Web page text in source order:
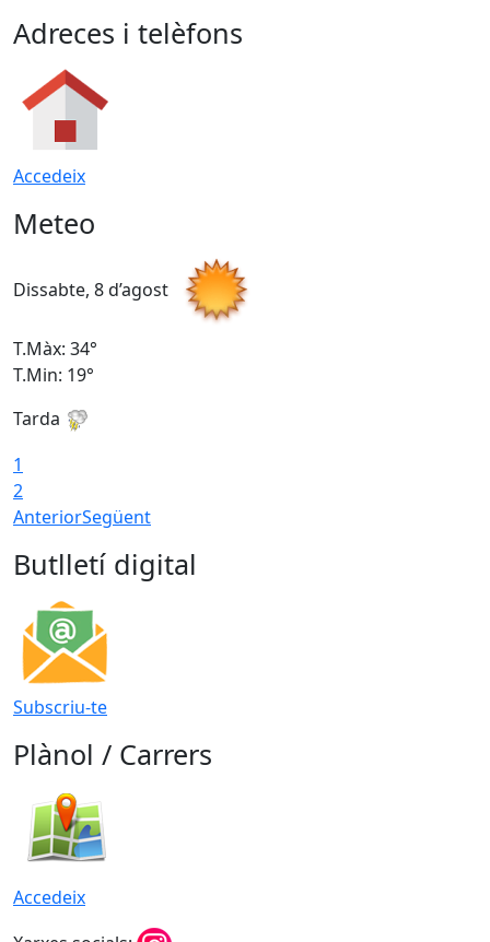
Adreces i telèfons
Accedeix
Meteo
Dissabte, 8 d’agost
T.Màx: 34°
T.Min: 19°
Tarda
1
2
AnteriorSegüent
Butlletí digital
Subscriu-te
Plànol / Carrers
Accedeix